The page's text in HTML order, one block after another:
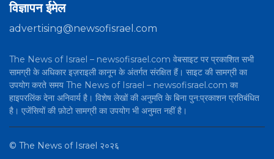
विज्ञापन ईमेल
advertising@newsofisrael.com
The News of Israel – newsofisrael.com वेबसाइट पर प्रकाशित सभी
सामग्री के अधिकार इज़राइली कानून के अंतर्गत संरक्षित हैं। साइट की सामग्री का
उपयोग करते समय The News of Israel – newsofisrael.com का
हाइपरलिंक देना अनिवार्य है। विशेष लेखों की अनुमति के बिना पुन:प्रकाशन प्रतिबंधित
है। एजेंसियों की फ़ोटो सामग्री का उपयोग भी अनुमत नहीं है।
© The News of Israel २०२६